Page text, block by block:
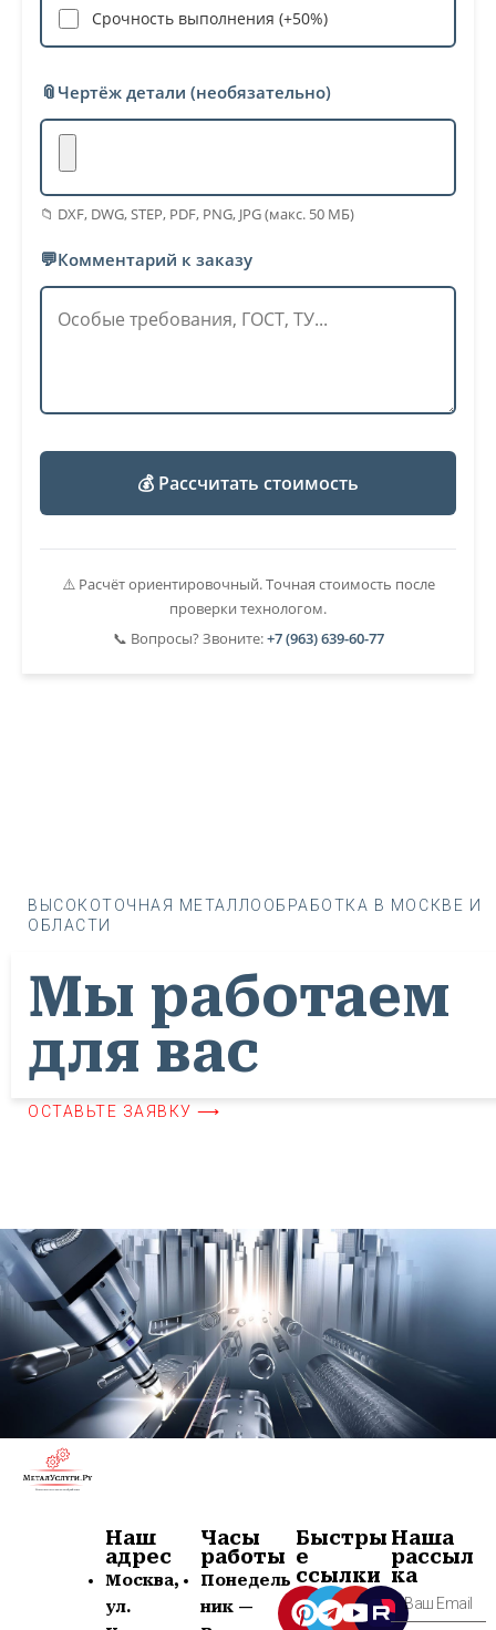
Срочность выполнения (+50%)
📎 Чертёж детали (необязательно)
📁 DXF, DWG, STEP, PDF, PNG, JPG (макс. 50 МБ)
💬Комментарий к заказу
💰 Рассчитать стоимость
⚠️ Расчёт ориентировочный. Точная стоимость после
проверки технологом.
📞 Вопросы? Звоните:+7 (963) 639-60-77
ВЫСОКОТОЧНАЯ МЕТАЛЛООБРАБОТКА В МОСКВЕ И
ОБЛАСТИ
Мы работаем
для вас
ОСТАВЬТЕ ЗАЯВКУ ⟶
Наш
адрес
Москва,
ул.
Часы
работы
Понедель
ник —
Быстры
е
ссылки
Наша
рассыл
ка